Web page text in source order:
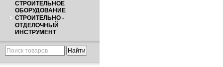
СТРОИТЕЛЬНОЕ
ОБОРУДОВАНИЕ
СТРОИТЕЛЬНО -
ОТДЕЛОЧНЫЙ
ИНСТРУМЕНТ